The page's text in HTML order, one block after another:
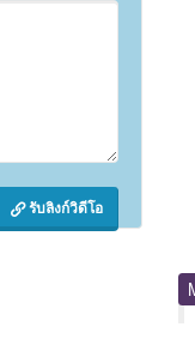
รับลิงก์วิดีโอ